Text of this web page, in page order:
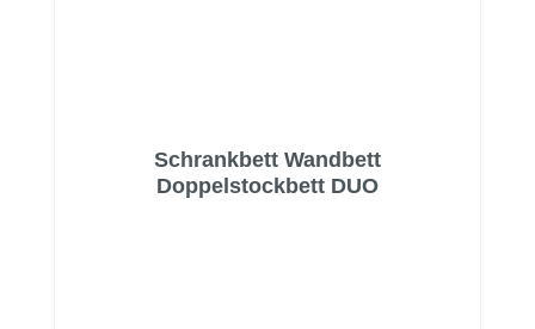
Schrankbett Wandbett
Doppelstockbett DUO